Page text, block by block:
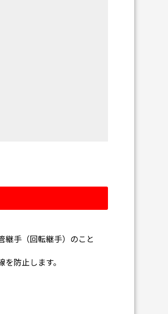
継手（回転継手）のこと
防止します。